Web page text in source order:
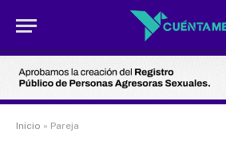
Inicio » Pareja